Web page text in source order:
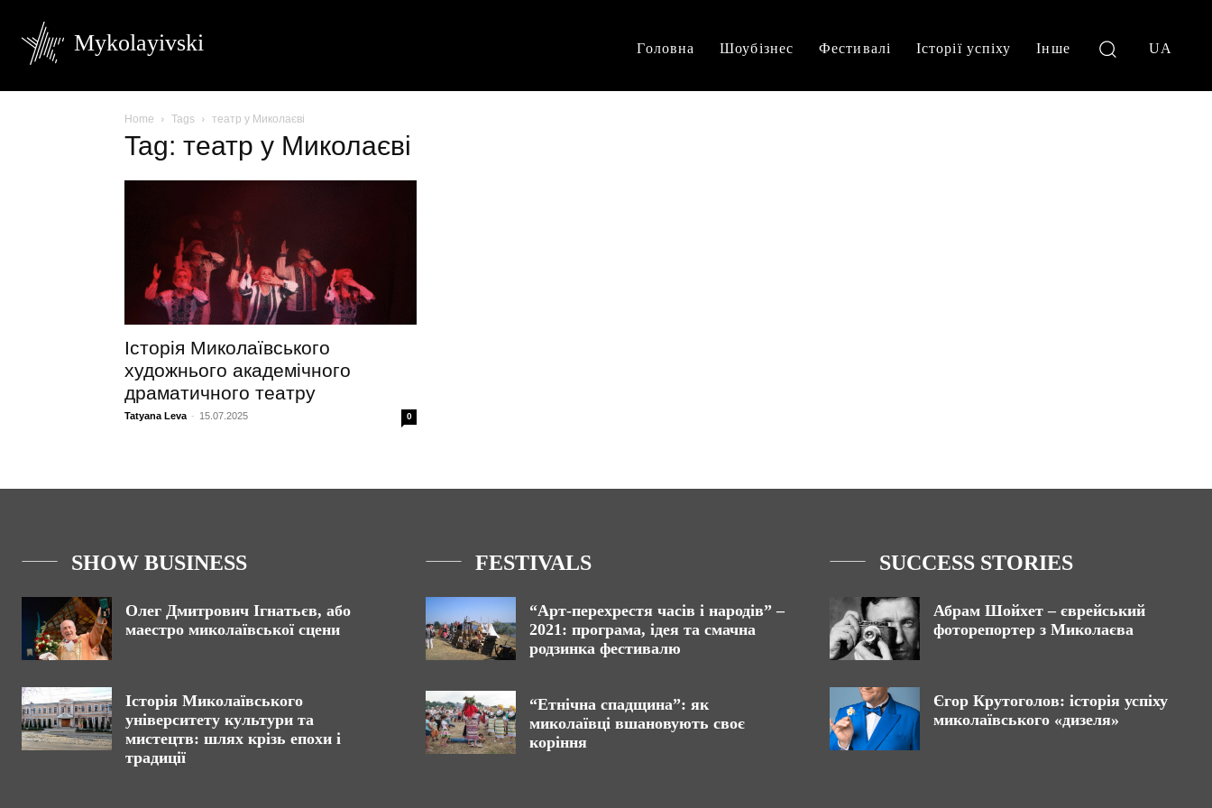
Mykolayivski Головна Шоубізнес Фестивалі Історії успіху Інше UA
Home Tags театр у Миколаєві
Tag: театр у Миколаєві
Історія Миколаївського
художнього академічного
драматичного театру
Tatyana Leva - 15.07.2025 0
SHOW BUSINESS
Олег Дмитрович Ігнатьєв, або
маестро миколаївської сцени
Історія Миколаївського
університету культури та
мистецтв: шлях крізь епохи і
традиції
FESTIVALS
“Арт-перехрестя часів і народів” –
2021: програма, ідея та смачна
родзинка фестивалю
“Етнічна спадщина”: як
миколаївці вшановують своє
коріння
SUCCESS STORIES
Абрам Шойхет – єврейський
фоторепортер з Миколаєва
Єгор Крутоголов: історія успіху
миколаївського «дизеля»